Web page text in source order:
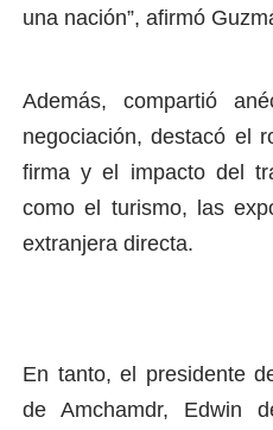
una nación”, afirmó
Además, compartió
negociación, destacó el
firma y el impacto del
como el turismo, las
extranjera directa.
En tanto, el presidente
de Amchamdr, Edwin